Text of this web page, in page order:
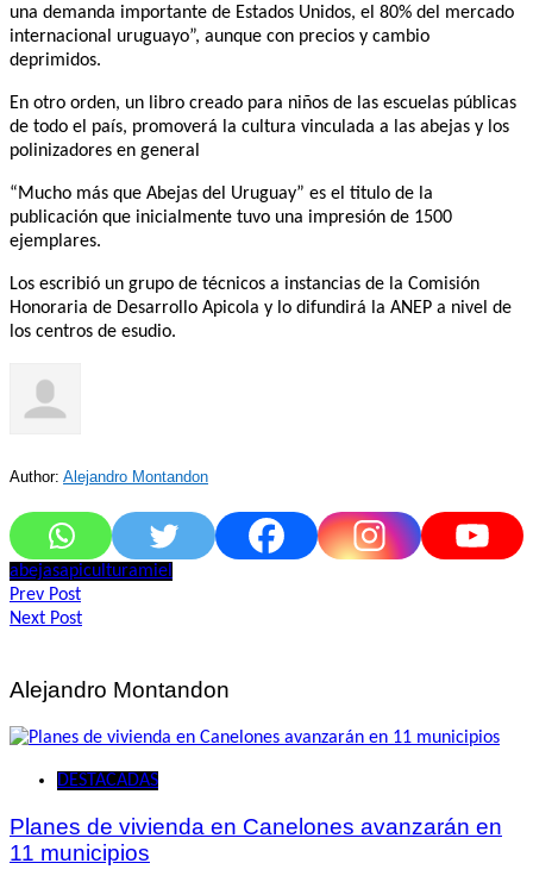
una demanda importante de Estados Unidos, el 80% del mercado
internacional uruguayo”, aunque con precios y cambio
deprimidos.
En otro orden, un libro creado para niños de las escuelas públicas
de todo el país, promoverá la cultura vinculada a las abejas y los
polinizadores en general
“Mucho más que Abejas del Uruguay” es el titulo de la
publicación que inicialmente tuvo una impresión de 1500
ejemplares.
Los escribió un grupo de técnicos a instancias de la Comisión
Honoraria de Desarrollo Apicola y lo difundirá la ANEP a nivel de
los centros de esudio.
Author: Alejandro Montandon
abejasapiculturamiel
Navegación
de
Prev Post
Next Post
Alejandro Montandon
DESTACADAS
Planes de vivienda en Canelones avanzarán en
11 municipios